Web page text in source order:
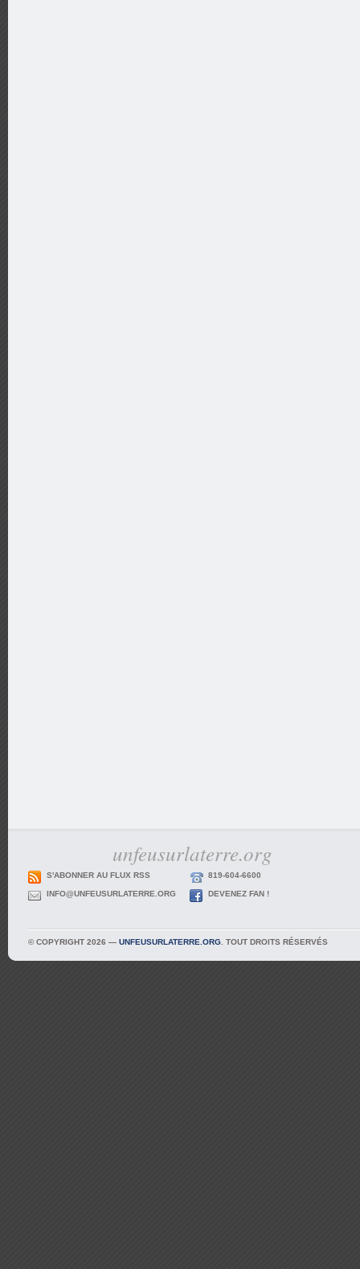
unfeusurlaterre.org
S'ABONNER AU FLUX RSS 819-604-6600
INFO@UNFEUSURLATERRE.ORG DEVENEZ FAN !
© COPYRIGHT 2026 — UNFEUSURLATERRE.ORG . TOUT DROITS RÉSERVÉS